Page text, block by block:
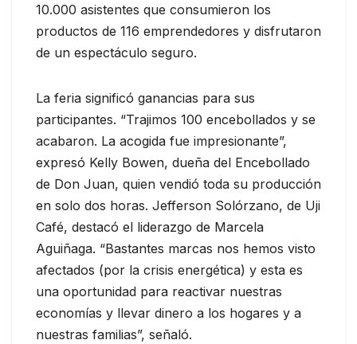
10.000 asistentes que consumieron los
productos de 116 emprendedores y disfrutaron
de un espectáculo seguro.
La feria significó ganancias para sus
participantes. “Trajimos 100 encebollados y se
acabaron. La acogida fue impresionante”,
expresó Kelly Bowen, dueña del Encebollado
de Don Juan, quien vendió toda su producción
en solo dos horas. Jefferson Solórzano, de Uji
Café, destacó el liderazgo de Marcela
Aguiñaga. “Bastantes marcas nos hemos visto
afectados (por la crisis energética) y esta es
una oportunidad para reactivar nuestras
economías y llevar dinero a los hogares y a
nuestras familias”, señaló.